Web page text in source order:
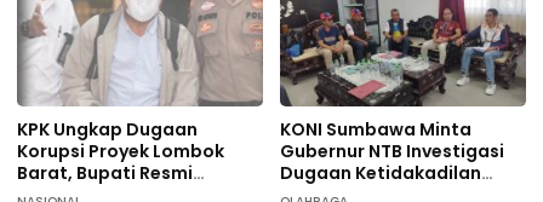
KPK Ungkap Dugaan
Korupsi Proyek Lombok
Barat, Bupati Resmi
Tersangka
KONI Sumbawa Minta
Gubernur NTB Investigasi
Dugaan Ketidakadilan
terhadap 9 Atlet